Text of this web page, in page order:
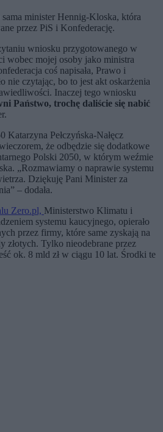
sama minister Hennig-Kloska, która
przez PiS i Konfederację.
wniosku przygotowanego w
wobec mojej osoby jako ministra
coś napisała, Prawo i
nie czytając, bo to jest akt oskarżenia
Inaczej tego wniosku
Państwo, trochę daliście się nabić
Katarzyna Pełczyńska-Nałęcz
że odbędzie się dodatkowe
Polski 2050, w którym weźmie
„Rozmawiamy o naprawie systemu
Dziękuję Pani Minister za
– dodała.
Zero.pl, Ministerstwo Klimatu i
systemu kaucyjnego, opierało
przez firmy, które same zyskają na
złotych. Tylko nieodebrane przez
ok. 8 mld zł w ciągu 10 lat. Środki te